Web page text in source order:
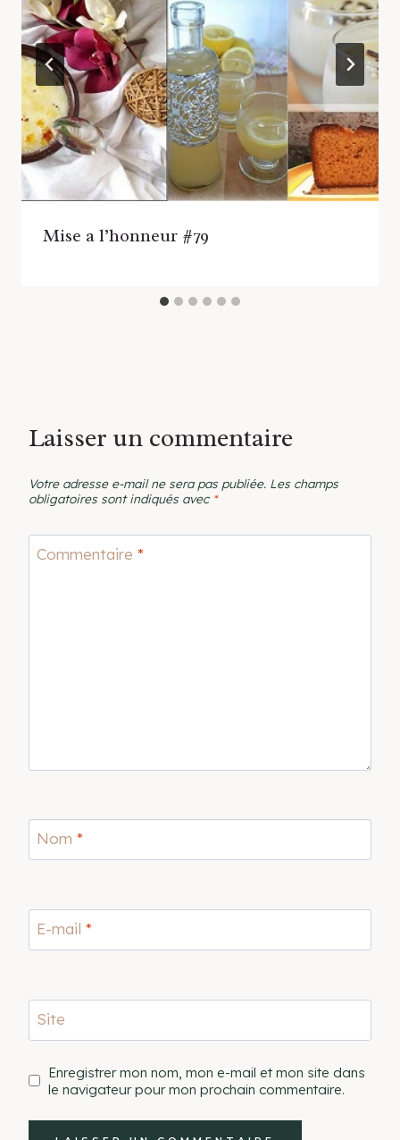
Mise a l’honneur #79
Laisser un commentaire
Votre adresse e-mail ne sera pas publiée. Les champs
obligatoires sont indiqués avec *
Commentaire *
Nom *
E-mail *
Site
Enregistrer mon nom, mon e-mail et mon site dans
le navigateur pour mon prochain commentaire.